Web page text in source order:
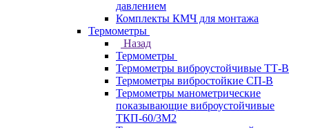
давлением
Комплекты КМЧ для монтажа
Термометры
Назад
Термометры
Термометры виброустойчивые ТТ-В
Термометры вибростойкие СП-В
Термометры манометрические
показывающие виброустойчивые
ТКП-60/3М2